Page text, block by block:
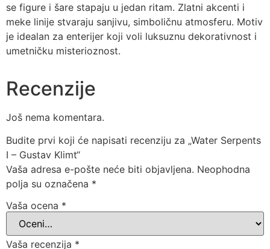
se figure i šare stapaju u jedan ritam. Zlatni akcenti i
meke linije stvaraju sanjivu, simboličnu atmosferu. Motiv
je idealan za enterijer koji voli luksuznu dekorativnost i
umetničku misterioznost.
Recenzije
Još nema komentara.
Budite prvi koji će napisati recenziju za „Water Serpents
I – Gustav Klimt“
Vaša adresa e-pošte neće biti objavljena. Neophodna
polja su označena *
Vaša ocena *
Vaša recenzija *